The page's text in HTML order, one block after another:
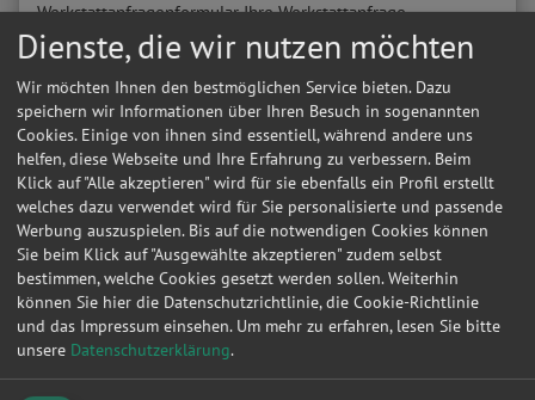
Werkstattanfragenformular Ihre Werkstattanfrage
Hier sehen Sie letzten Autoreparatur-
Anfragen in Dahnsdorf
Werkstattleistungen
|Zahnriemen / Steuerkette|Bremsen|Kupplung |Inspektion|
Zylinderkopfdichtung|Fahrwerk & Stoßdämpfer|Radlager|Ölwechsel|
Auspuff
Anhängerkupplung
Werkstattanfragen für
|
Vw | Opel | Audi|Ford Renault Bmw Mercedes-benz Peugeot
Werkstattanfragen in
Berlin | Hamburg München | Düsseldorf Dortmund Essen| Leipzig
|
Frankfurt am Main|Stuttgart|
Datum Autohersteller
20.01.2013 20:22:09
Dienste, die wir nutzen möchten
Wir möchten Ihnen den bestmöglichen Service bieten. Dazu
speichern wir Informationen über Ihren Besuch in sogenannten
Cookies. Einige von ihnen sind essentiell, während andere uns
helfen, diese Webseite und Ihre Erfahrung zu verbessern. Beim
Klick auf "Alle akzeptieren" wird für sie ebenfalls ein Profil erstellt
welches dazu verwendet wird für Sie personalisierte und passende
Werbung auszuspielen. Bis auf die notwendigen Cookies können
Sie beim Klick auf "Ausgewählte akzeptieren" zudem selbst
bestimmen, welche Cookies gesetzt werden sollen. Weiterhin
können Sie hier die Datenschutzrichtlinie, die Cookie-Richtlinie
und das Impressum einsehen. Um mehr zu erfahren, lesen Sie bitte
unsere Datenschutzerklärung.